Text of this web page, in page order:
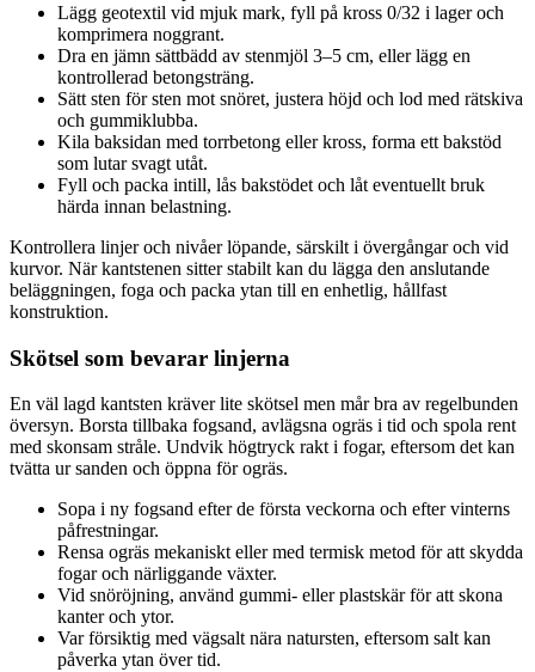
Lägg geotextil vid mjuk mark, fyll på kross 0/32 i lager och
komprimera noggrant.
Dra en jämn sättbädd av stenmjöl 3–5 cm, eller lägg en
kontrollerad betongsträng.
Sätt sten för sten mot snöret, justera höjd och lod med rätskiva
och gummiklubba.
Kila baksidan med torrbetong eller kross, forma ett bakstöd
som lutar svagt utåt.
Fyll och packa intill, lås bakstödet och låt eventuellt bruk
härda innan belastning.
Kontrollera linjer och nivåer löpande, särskilt i övergångar och vid
kurvor. När kantstenen sitter stabilt kan du lägga den anslutande
beläggningen, foga och packa ytan till en enhetlig, hållfast
konstruktion.
Skötsel som bevarar linjerna
En väl lagd kantsten kräver lite skötsel men mår bra av regelbunden
översyn. Borsta tillbaka fogsand, avlägsna ogräs i tid och spola rent
med skonsam stråle. Undvik högtryck rakt i fogar, eftersom det kan
tvätta ur sanden och öppna för ogräs.
Sopa i ny fogsand efter de första veckorna och efter vinterns
påfrestningar.
Rensa ogräs mekaniskt eller med termisk metod för att skydda
fogar och närliggande växter.
Vid snöröjning, använd gummi- eller plastskär för att skona
kanter och ytor.
Var försiktig med vägsalt nära natursten, eftersom salt kan
påverka ytan över tid.